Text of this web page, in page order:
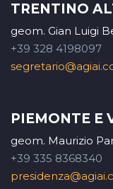
TRENTINO
geom. Gian Luigi
+39 328 4198097
PIEMONTE E
geom. Maurizio
+39 335 8368340